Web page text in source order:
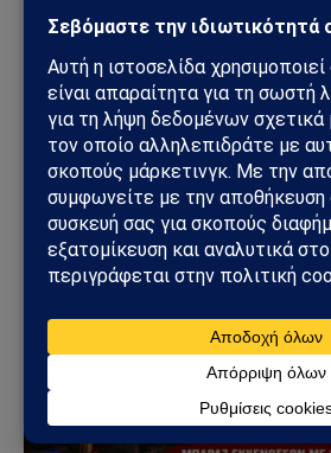
ΚΎΠΡΟΣ
Ηλεκτρική διασύνδεση
Meridiam παίρνει τον έλεγχο
μπαίνει δυναμικά στο
05/08/2026